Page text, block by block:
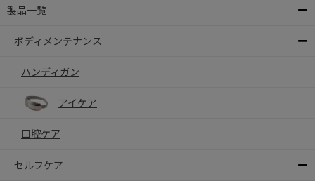
製品一覧
ボディメンテナンス
ハンディガン
アイケア
口腔ケア
セルフケア